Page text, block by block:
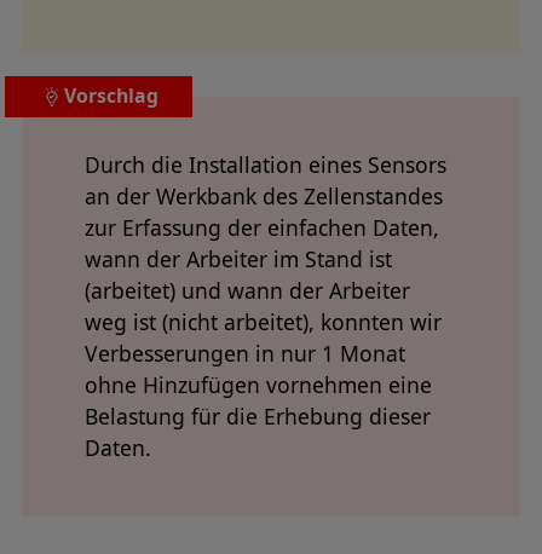
Vorschlag
Durch die Installation eines Sensors
an der Werkbank des Zellenstandes
zur Erfassung der einfachen Daten,
wann der Arbeiter im Stand ist
(arbeitet) und wann der Arbeiter
weg ist (nicht arbeitet), konnten wir
Verbesserungen in nur 1 Monat
ohne Hinzufügen vornehmen eine
Belastung für die Erhebung dieser
Daten.